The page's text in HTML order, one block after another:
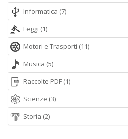
Informatica (7)
Leggi (1)
Motori e Trasporti (11)
Musica (5)
Raccolte PDF (1)
Scienze (3)
Storia (2)